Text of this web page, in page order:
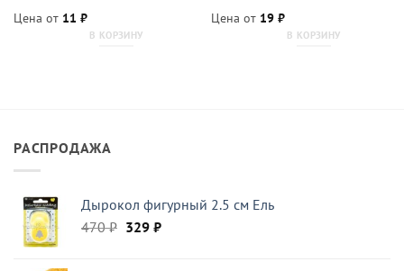
Цена от 11 ₽
В КОРЗИНУ
Цена от 19 ₽
В КОРЗИНУ
РАСПРОДАЖА
Дырокол фигурный 2.5 см Ель
470₽ Первоначальная
329 ₽Текущая